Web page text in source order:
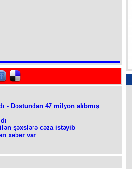
- Dostundan 47 milyon alıbmış
şəxslərə cəza istəyib
xəbər var